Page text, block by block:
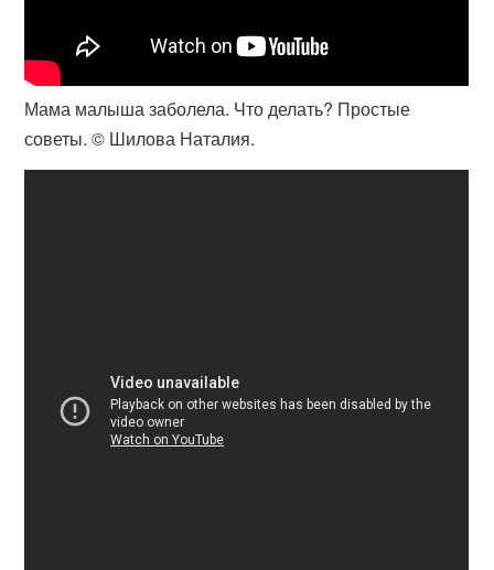
Мама малыша заболела. Что делать? Простые
советы. © Шилова Наталия.